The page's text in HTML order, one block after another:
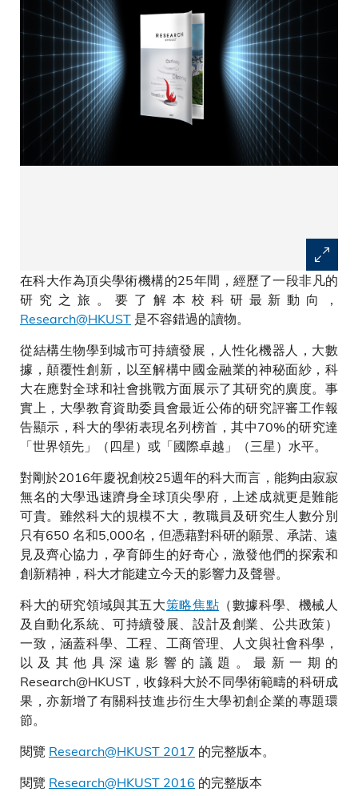
在科大作為頂尖學術機構的25年間，經歷了一段非凡的
研究之旅。要了解本校科研最新動向，
Research@HKUST 是不容錯過的讀物。
從結構生物學到城市可持續發展，人性化機器人，大數
據，顛覆性創新，以至解構中國金融業的神秘面紗，科
大在應對全球和社會挑戰方面展示了其研究的廣度。事
實上，大學教育資助委員會最近公佈的研究評審工作報
告顯示，科大的學術表現名列榜首，其中70%的研究達
「世界領先」（四星）或「國際卓越」（三星）水平。
對剛於2016年慶祝創校25週年的科大而言，能夠由寂寂
無名的大學迅速躋身全球頂尖學府，上述成就更是難能
可貴。雖然科大的規模不大，教職員及研究生人數分別
只有650 名和5,000名，但憑藉對科研的願景、承諾、遠
見及齊心協力，孕育師生的好奇心，激發他們的探索和
創新精神，科大才能建立今天的影響力及聲譽。
科大的研究領域與其五大策略焦點 （數據科學、機械人
及自動化系統、可持續發展、設計及創業、公共政策）
一致，涵蓋科學、工程、工商管理、人文與社會科學，
以及其他具深遠影響的議題。最新一期的
Research@HKUST，收錄科大於不同學術範疇的科研成
果，亦新增了有關科技進步衍生大學初創企業的專題環
節。
閱覽 Research@HKUST 2017 的完整版本。
閱覽 Research@HKUST 2016 的完整版本